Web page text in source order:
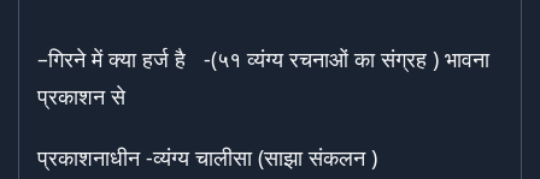
–गिरने में क्या हर्ज है -(५१ व्यंग्य रचनाओं का संग्रह ) भावना
प्रकाशन से
प्रकाशनाधीन -व्यंग्य चालीसा (साझा संकलन )